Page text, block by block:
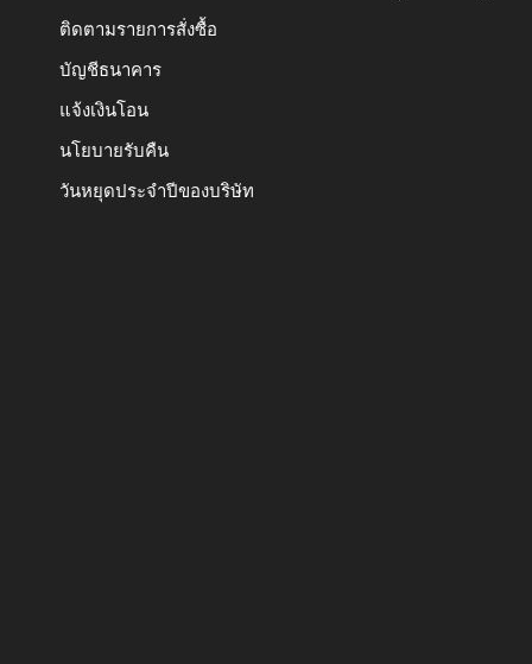
ติดตามรายการสั่งซื้อ
บัญชีธนาคาร
แจ้งเงินโอน
นโยบายรับคืน
วันหยุดประจำปีของบริษัท